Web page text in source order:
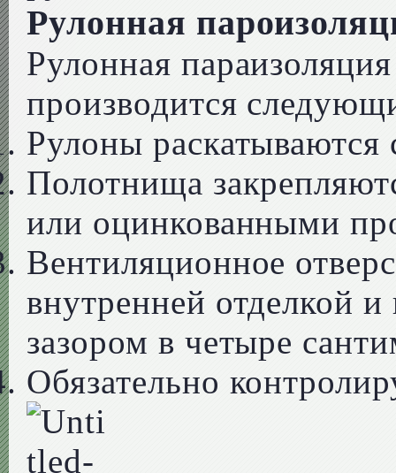
Рулонная
Рулонная
производится
Рулоны раскатываются
Полотнища
или оцинкованными
Вентиляционное
внутренней отделкой
зазором в четыре
Обязательно